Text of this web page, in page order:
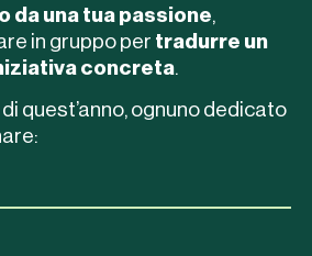
NEST Rovereto
da una tua passione
in gruppo per tradurre un
concreta
quest’anno, ognuno dedicato